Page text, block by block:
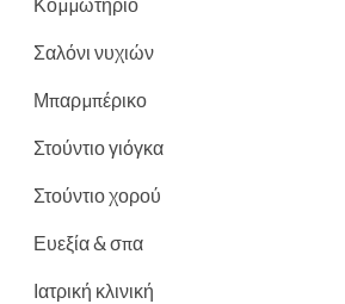
Σαλόνι νυχιών
Μπαρμπέρικο
Στούντιο γιόγκα
Στούντιο χορού
Ευεξία & σπα
Ιατρική κλινική